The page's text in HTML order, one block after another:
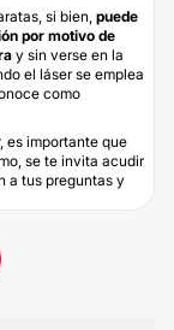
si bien, puede
por motivo de
y sin verse en la
el láser se emplea
como
es importante que
se te invita acudir
a tus preguntas y